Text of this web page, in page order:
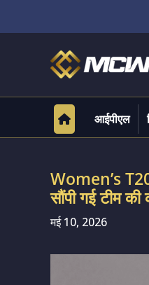
आईपीएल
Women’s T20
सौंपी गई टीम की
मई 10, 2026